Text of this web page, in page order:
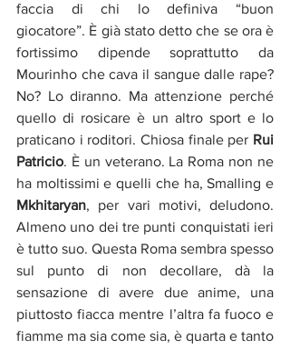
faccia di chi lo definiva “buon
giocatore”. È già stato detto che se ora è
fortissimo dipende soprattutto da
Mourinho che cava il sangue dalle rape?
No? Lo diranno. Ma attenzione perché
quello di rosicare è un altro sport e lo
praticano i roditori. Chiosa finale per Rui
Patricio. È un veterano. La Roma non ne
Mkhitaryan, per vari motivi, deludono.
Almeno uno dei tre punti conquistati ieri
è tutto suo. Questa Roma sembra spesso
sul punto di non decollare, dà la
sensazione di avere due anime, una
piuttosto fiacca mentre l’altra fa fuoco e
fiamme ma sia come sia, è quarta e tanto